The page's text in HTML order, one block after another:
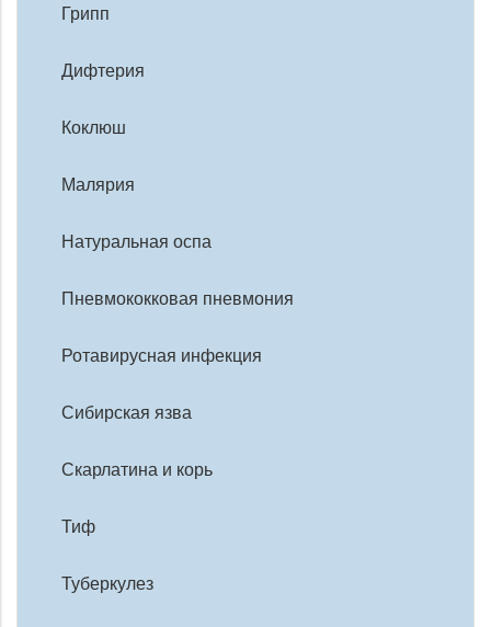
Грипп
Дифтерия
Коклюш
Малярия
Натуральная оспа
Пневмококковая пневмония
Ротавирусная инфекция
Сибирская язва
Скарлатина и корь
Тиф
Туберкулез